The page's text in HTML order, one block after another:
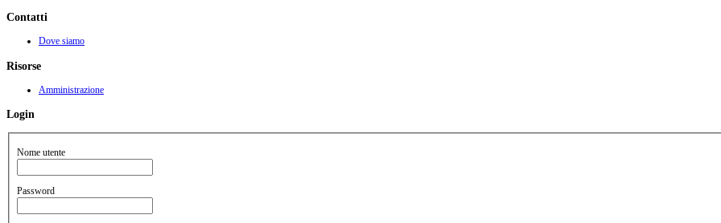
Contatti
Dove siamo
Risorse
Amministrazione
Login
Nome utente
Password